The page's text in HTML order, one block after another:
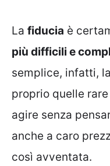
La fiducia è
più difficili e
semplice, infatti,
proprio quelle
agire senza
anche a caro
così avventata.